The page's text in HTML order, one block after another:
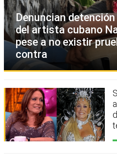
Denuncian
del artista cubano
pese a no existir
contra